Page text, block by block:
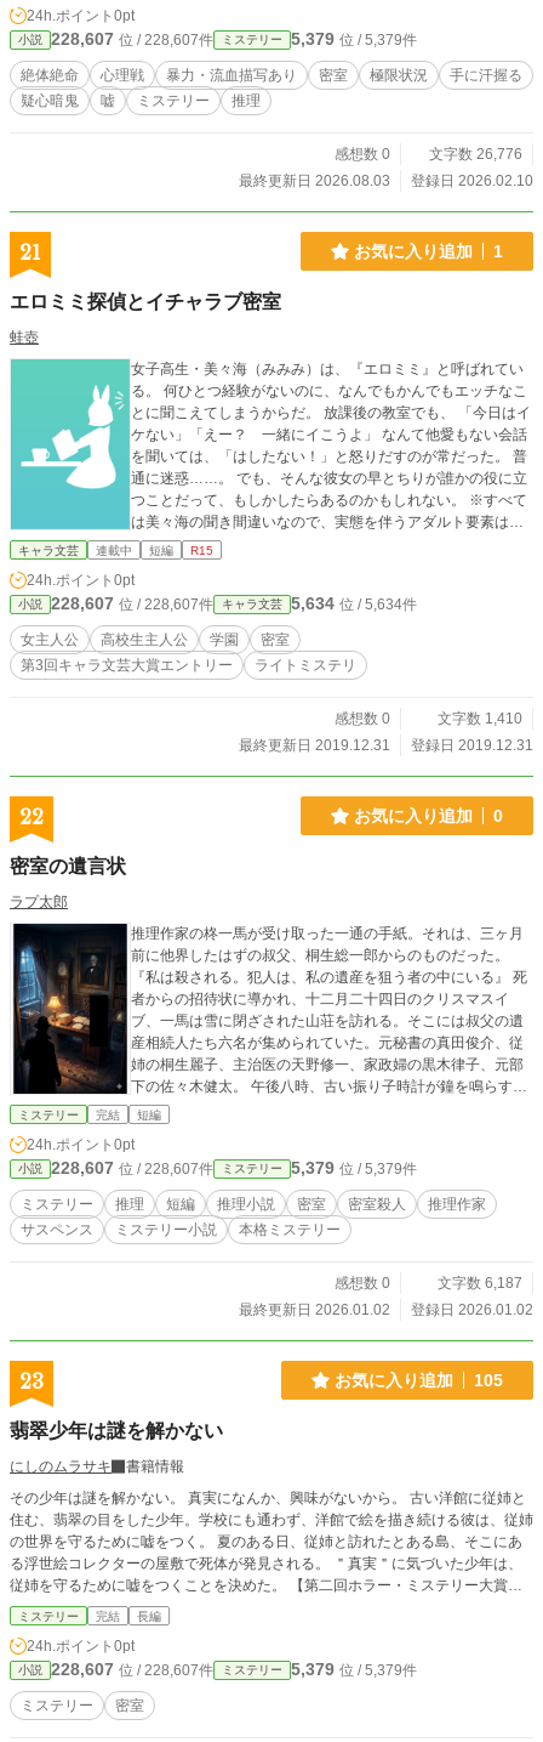
24h.ポイント 0pt
小説 228,607 位 / 228,607件 ミステリー 5,379 位 / 5,379件
絶体絶命 心理戦 暴力・流血描写あり 密室 極限状況
手に汗握る
疑心暗鬼
嘘 ミステリー 推理
感想数 0
文字数 26,776
最終更新日 2026.08.03
登録日 2026.02.10
21 お気に入り追加 1
エロミミ探偵とイチャラブ密室
蛙壺
女子高生・美々海（みみみ）は、『エロミミ』と呼ばれてい
る。 何ひとつ経験がないのに、なんでもかんでもエッチなこ
とに聞こえてしまうからだ。 放課後の教室でも、 「今日はイ
ケない」「えー？ 一緒にイこうよ」 なんて他愛もない会話
を聞いては、「はしたない！」と怒りだすのが常だった。 普
通に迷惑……。 でも、そんな彼女の早とちりが誰かの役に立
つことだって、もしかしたらあるのかもしれない。 ※すべて
は美々海の聞き間違いなので、実態を伴うアダルト要素は一
切ありません。
キャラ文芸 連載中 短編 R15
24h.ポイント 0pt
小説 228,607 位 / 228,607件 キャラ文芸 5,634 位 / 5,634件
女主人公 高校生主人公 学園
密室
第3回キャラ文芸大賞エントリー
ライトミステリ
感想数 0
文字数 1,410
最終更新日 2019.12.31
登録日 2019.12.31
22 お気に入り追加 0
密室の遺言状
ラプ太郎
推理作家の柊一馬が受け取った一通の手紙。それは、三ヶ月
前に他界したはずの叔父、桐生総一郎からのものだった。
『私は殺される。犯人は、私の遺産を狙う者の中にいる』 死
者からの招待状に導かれ、十二月二十四日のクリスマスイ
ブ、一馬は雪に閉ざされた山荘を訪れる。そこには叔父の遺
産相続人たち六名が集められていた。元秘書の真田俊介、従
姉の桐生麗子、主治医の天野修一、家政婦の黒木律子、元部
下の佐々木健太。 午後八時、古い振り子時計が鐘を鳴らすと
同時に、テレビに叔父の映像が映し出された。 「私の死は自
父は生前、自分の死を予見し、真実を暴くための仕掛けを用
意していた。館のどこかに隠された遺言状。そこには犯人の
名前が記されているという。しかし遺言状は密室の中にあ
り、入るためには三つの謎を解かねばならない。 『最初に疑
われる者は、最後に疑うべし』 『時計の針が示すのは、時間
突然の停電。そして、家政婦の黒木律子が姿を消した。彼女
が閉じこもったとされる書斎は完全な密室。ドアは内側から
前、叔父は飲酒運転で黒木の娘を轢き殺し、逃亡していたの
だ。全ての状況証拠が、復讐のために叔父を殺害した黒木律
ると、そこには誰もいなかった。 消えた家政婦。解けない密
室。錯綜する証言。一馬の推理が導き出した真実は、あまり
もそも、この事件に殺人犯は存在するのか。 謎を解く鍵は、
叔父が残した三つのメッセージと、観察者の「思い込み」に
あった。物理的トリックではなく、心理的トリックによって
構築された密室。そして明らかになる、一人の男の壮絶な贖
罪の物語。 叔父は何のために、この精巧な密室劇を演出した
のか。黒木律子の正体とは。そして、密室に隠された本当の
罰、許しと贖罪をテーマに、論理的推理と多重の伏線で読者
を翻弄する本格ミステリー。すべての謎が解けた時、あなた
は物語の真の意味を知る。 これは、ある男の贖罪の記録であ
り、真実を求めた者たちの物語である。
ミステリー 完結 短編
24h.ポイント 0pt
小説 228,607 位 / 228,607件 ミステリー 5,379 位 / 5,379件
ミステリー 推理 短編 推理小説 密室 密室殺人
推理作家
サスペンス
ミステリー小説 本格ミステリー
感想数 0
文字数 6,187
最終更新日 2026.01.02
登録日 2026.01.02
23 お気に入り追加 105
翡翠少年は謎を解かない
にしのムラサキ
書籍情報
その少年は謎を解かない。 真実になんか、興味がないから。 古い洋館に従姉と
住む、翡翠の目をした少年。学校にも通わず、洋館で絵を描き続ける彼は、従姉
の世界を守るために嘘をつく。 夏のある日、従姉と訪れたとある島、そこにあ
る浮世絵コレクターの屋敷で死体が発見される。 ＂真実＂に気づいた少年は、
従姉を守るために嘘をつくことを決めた。 【第二回ホラー・ミステリー大賞】
で特別賞をいただきました。ありがとうございました。 エブリスタ にて加筆修
ミステリー 完結 長編
24h.ポイント 0pt
小説 228,607 位 / 228,607件 ミステリー 5,379 位 / 5,379件
ミステリー 密室